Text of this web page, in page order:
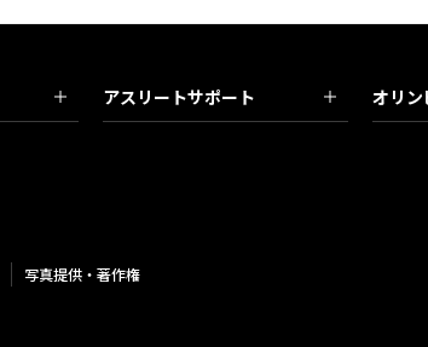
アスリートサポート オリン
写真提供・著作権